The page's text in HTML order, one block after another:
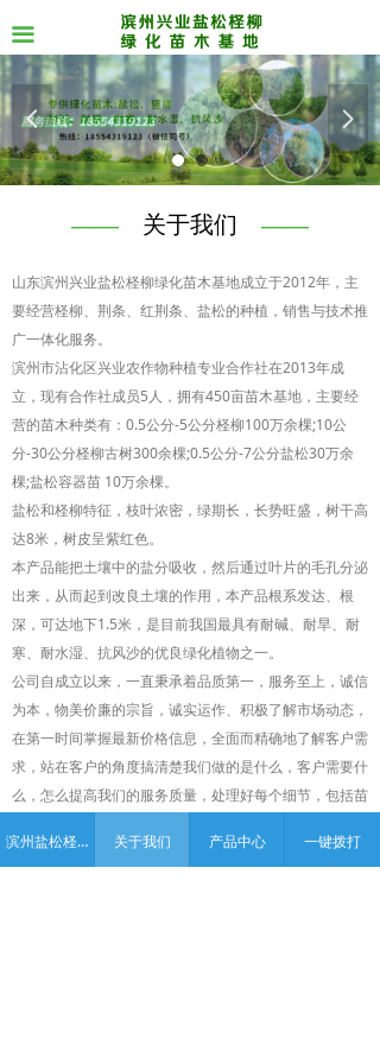
끀
넳 넲
—— 关于我们——
山东滨州兴业盐松柽柳绿化苗木基地成立于2012年，主
要经营柽柳、荆条、红荆条、盐松的种植，销售与技术推
广一体化服务。
滨州市沾化区兴业农作物种植专业合作社在2013年成
立，现有合作社成员5人，拥有450亩苗木基地，主要经
营的苗木种类有：0.5公分-5公分柽柳100万余棵;10公
分-30公分柽柳古树300余棵;0.5公分-7公分盐松30万余
棵;盐松容器苗 10万余棵。
盐松和柽柳特征，枝叶浓密，绿期长，长势旺盛，树干高
达8米，树皮呈紫红色。
本产品能把土壤中的盐分吸收，然后通过叶片的毛孔分泌
出来，从而起到改良土壤的作用，本产品根系发达、根
深，可达地下1.5米，是目前我国最具有耐碱、耐旱、耐
寒、耐水湿、抗风沙的优良绿化植物之一。
公司自成立以来，一直秉承着品质第一，服务至上，诚信
为本，物美价廉的宗旨，诚实运作、积极了解市场动态，
在第一时间掌握最新价格信息，全面而精确地了解客户需
求，站在客户的角度搞清楚我们做的是什么，客户需要什
么，怎么提高我们的服务质量，处理好每个细节，包括苗
真正做到了不疏忽，不遗漏，认真培育每一棵幼苗，热心
滨州盐松柽柳苗木基地 | 盐松 | 柽柳| 金叶榆 丨碱蓬种子 关于我们 产品中心 一键拨打